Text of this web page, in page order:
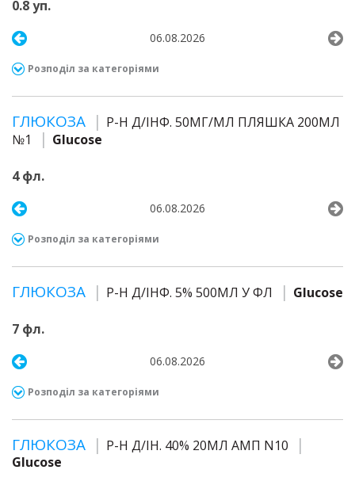
0.8 уп.
06.08.2026
Розподіл за категоріями
ГЛЮКОЗА
Р-Н Д/ІНФ. 50МГ/МЛ ПЛЯШКА 200МЛ
№1
Glucose
4 фл.
06.08.2026
Розподіл за категоріями
ГЛЮКОЗА Р-Н Д/ІНФ. 5% 500МЛ У ФЛ Glucose
7 фл.
06.08.2026
Розподіл за категоріями
ГЛЮКОЗА
Р-Н Д/ІН. 40% 20МЛ АМП N10
Glucose